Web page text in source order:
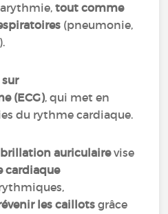
arythmie,tout comme
(pneumonie,
(ECG), qui met en
du rythme cardiaque.
auriculairevise
cardiaque
les caillotsgrâce